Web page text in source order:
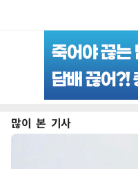
많이 본 기사